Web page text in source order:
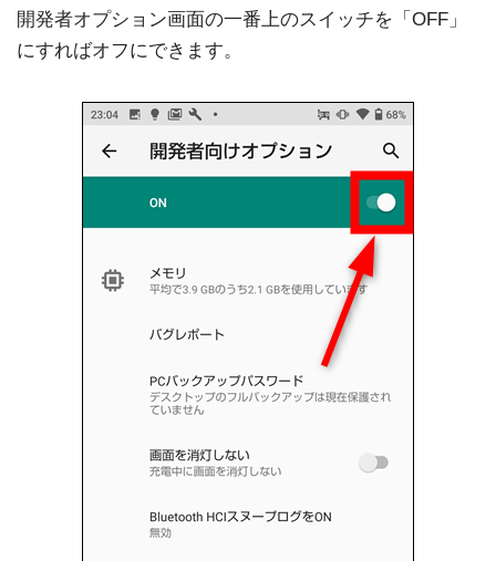
開発者オプション画面の一番上のスイッチを「OFF」
にすればオフにできます。